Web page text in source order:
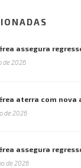
assegura
de 2026
aterra com nova
de 2026
assegura
de 2026